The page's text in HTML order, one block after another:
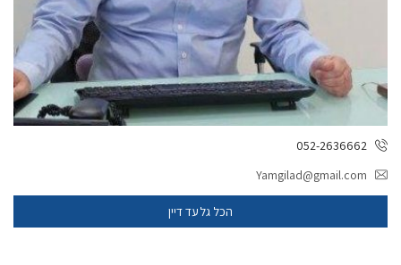
052-2636662
Yamgilad@gmail.com
הכל גלעד דיין